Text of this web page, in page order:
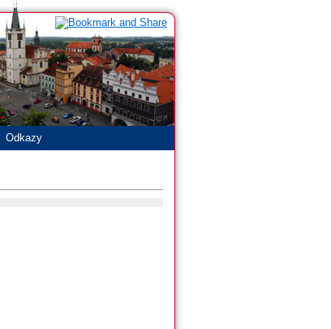
Odkazy